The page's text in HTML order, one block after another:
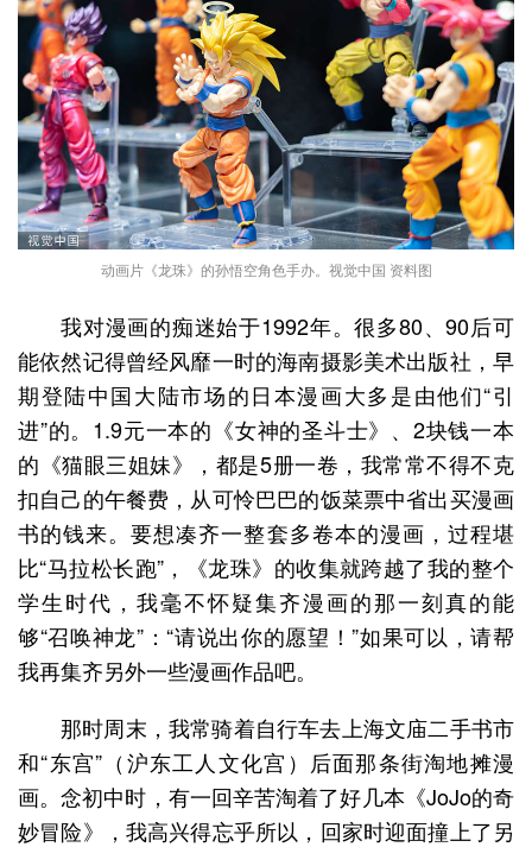
动画片《龙珠》的孙悟空角色手办。视觉中国 资料图
我对漫画的痴迷始于1992年。很多80、90后可
能依然记得曾经风靡一时的海南摄影美术出版社，早
期登陆中国大陆市场的日本漫画大多是由他们“引
进”的。1.9元一本的《女神的圣斗士》、2块钱一本
的《猫眼三姐妹》，都是5册一卷，我常常不得不克
扣自己的午餐费，从可怜巴巴的饭菜票中省出买漫画
书的钱来。要想凑齐一整套多卷本的漫画，过程堪
比“马拉松长跑”，《龙珠》的收集就跨越了我的整个
学生时代，我毫不怀疑集齐漫画的那一刻真的能
够“召唤神龙”：“请说出你的愿望！”如果可以，请帮
我再集齐另外一些漫画作品吧。
那时周末，我常骑着自行车去上海文庙二手书市
和“东宫”（沪东工人文化宫）后面那条街淘地摊漫
画。念初中时，有一回辛苦淘着了好几本《JoJo的奇
妙冒险》，我高兴得忘乎所以，回家时迎面撞上了另